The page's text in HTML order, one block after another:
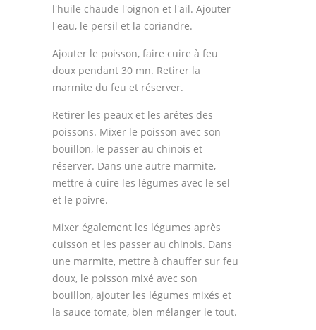
l'huile chaude l'oignon et l'ail. Ajouter
l'eau, le persil et la coriandre.
Ajouter le poisson, faire cuire à feu
doux pendant 30 mn. Retirer la
marmite du feu et réserver.
Retirer les peaux et les arêtes des
poissons. Mixer le poisson avec son
bouillon, le passer au chinois et
réserver. Dans une autre marmite,
mettre à cuire les légumes avec le sel
et le poivre.
Mixer également les légumes après
cuisson et les passer au chinois. Dans
une marmite, mettre à chauffer sur feu
doux, le poisson mixé avec son
bouillon, ajouter les légumes mixés et
la sauce tomate, bien mélanger le tout.